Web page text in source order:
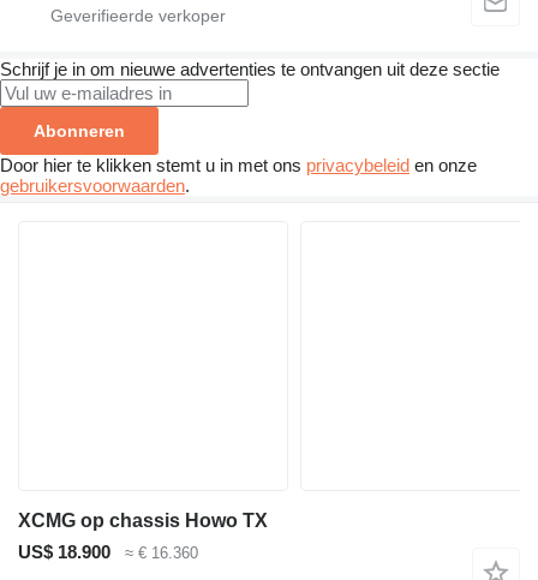
Schrijf je in om nieuwe advertenties te ontvangen uit deze sectie
Abonneren
Door hier te klikken stemt u in met ons privacybeleid en onze
gebruikersvoorwaarden.
XCMG op chassis Howo TX
US$ 18.900
≈ € 16.360